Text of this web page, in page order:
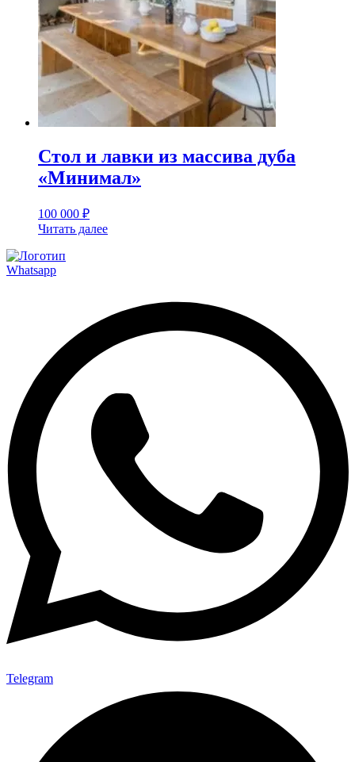
Стол и лавки из массива дуба
«Минимал»
100 000 ₽
Читать далее
Whatsapp
Telegram